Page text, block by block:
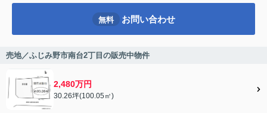
無料 お問い合わせ
売地／ふじみ野市南台2丁目の販売中物件
2,480万円
30.26坪(100.05㎡)